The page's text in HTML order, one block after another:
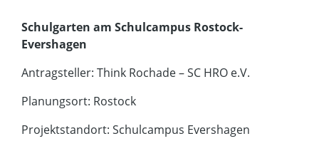
Schulgarten am Schulcampus Rostock-
Evershagen
Antragsteller: Think Rochade – SC HRO e.V.
Planungsort: Rostock
Projektstandort: Schulcampus Evershagen